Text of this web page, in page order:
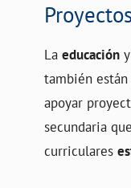
La educación
también
apoyar
secundaria
curriculares